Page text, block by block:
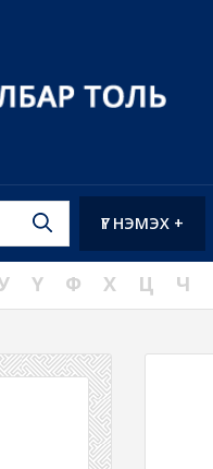
ҮГ НЭМЭХ +
Ү Ф Х Ц Ч